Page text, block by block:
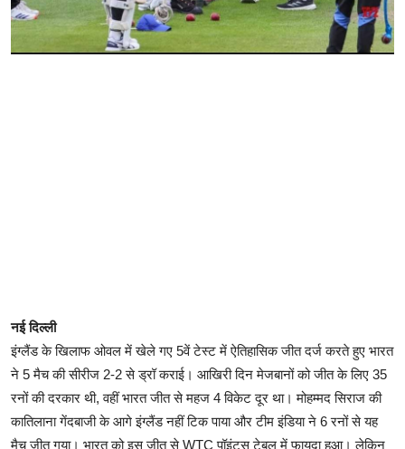
नई दिल्ली
इंग्लैंड के खिलाफ ओवल में खेले गए 5वें टेस्ट में ऐतिहासिक जीत दर्ज करते हुए भारत
ने 5 मैच की सीरीज 2-2 से ड्रॉ कराई। आखिरी दिन मेजबानों को जीत के लिए 35
रनों की दरकार थी, वहीं भारत जीत से महज 4 विकेट दूर था। मोहम्मद सिराज की
कातिलाना गेंदबाजी के आगे इंग्लैंड नहीं टिक पाया और टीम इंडिया ने 6 रनों से यह
मैच जीत गया। भारत को इस जीत से WTC पॉइंट्स टेबल में फायदा हुआ। लेकिन